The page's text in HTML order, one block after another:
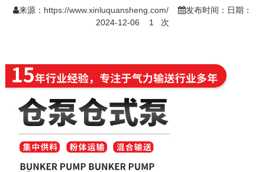
来源： https://www.xinluquansheng.com/
发布时间：日期：
2024-12-06
1 次